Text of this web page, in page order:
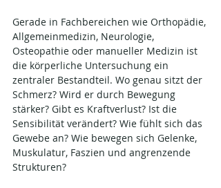
Gerade in Fachbereichen wie Orthopädie,
Allgemeinmedizin, Neurologie,
Osteopathie oder manueller Medizin ist
die körperliche Untersuchung ein
zentraler Bestandteil. Wo genau sitzt der
Schmerz? Wird er durch Bewegung
stärker? Gibt es Kraftverlust? Ist die
Sensibilität verändert? Wie fühlt sich das
Gewebe an? Wie bewegen sich Gelenke,
Muskulatur, Faszien und angrenzende
Strukturen?